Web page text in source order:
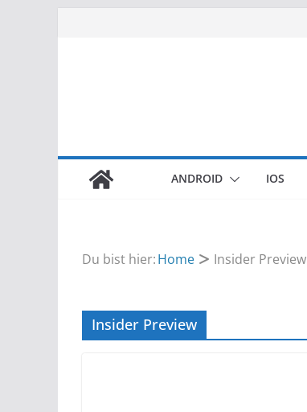
ANDROID IOS
Du bist hier:Home Insider Preview
Insider Preview